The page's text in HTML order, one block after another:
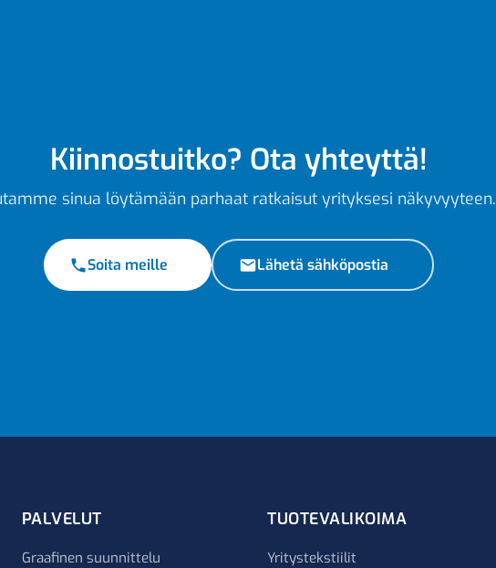
Kiinnostuitko? Ota yhteyttä!
sinua löytämään parhaat ratkaisut yrityksesi näkyvyyteen.
Soita meille Lähetä sähköpostia
PALVELUT
Graafinen suunnittelu
TUOTEVALIKOIMA
Yritystekstiilit